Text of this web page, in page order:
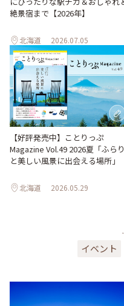
絶景宿まで【2026年】
北海道 2026.07.05
【好評発売中】ことりっぷ
Magazine Vol.49 2026夏「ふらり
と美しい風景に出会える場所」
北海道 2026.05.29
イベント